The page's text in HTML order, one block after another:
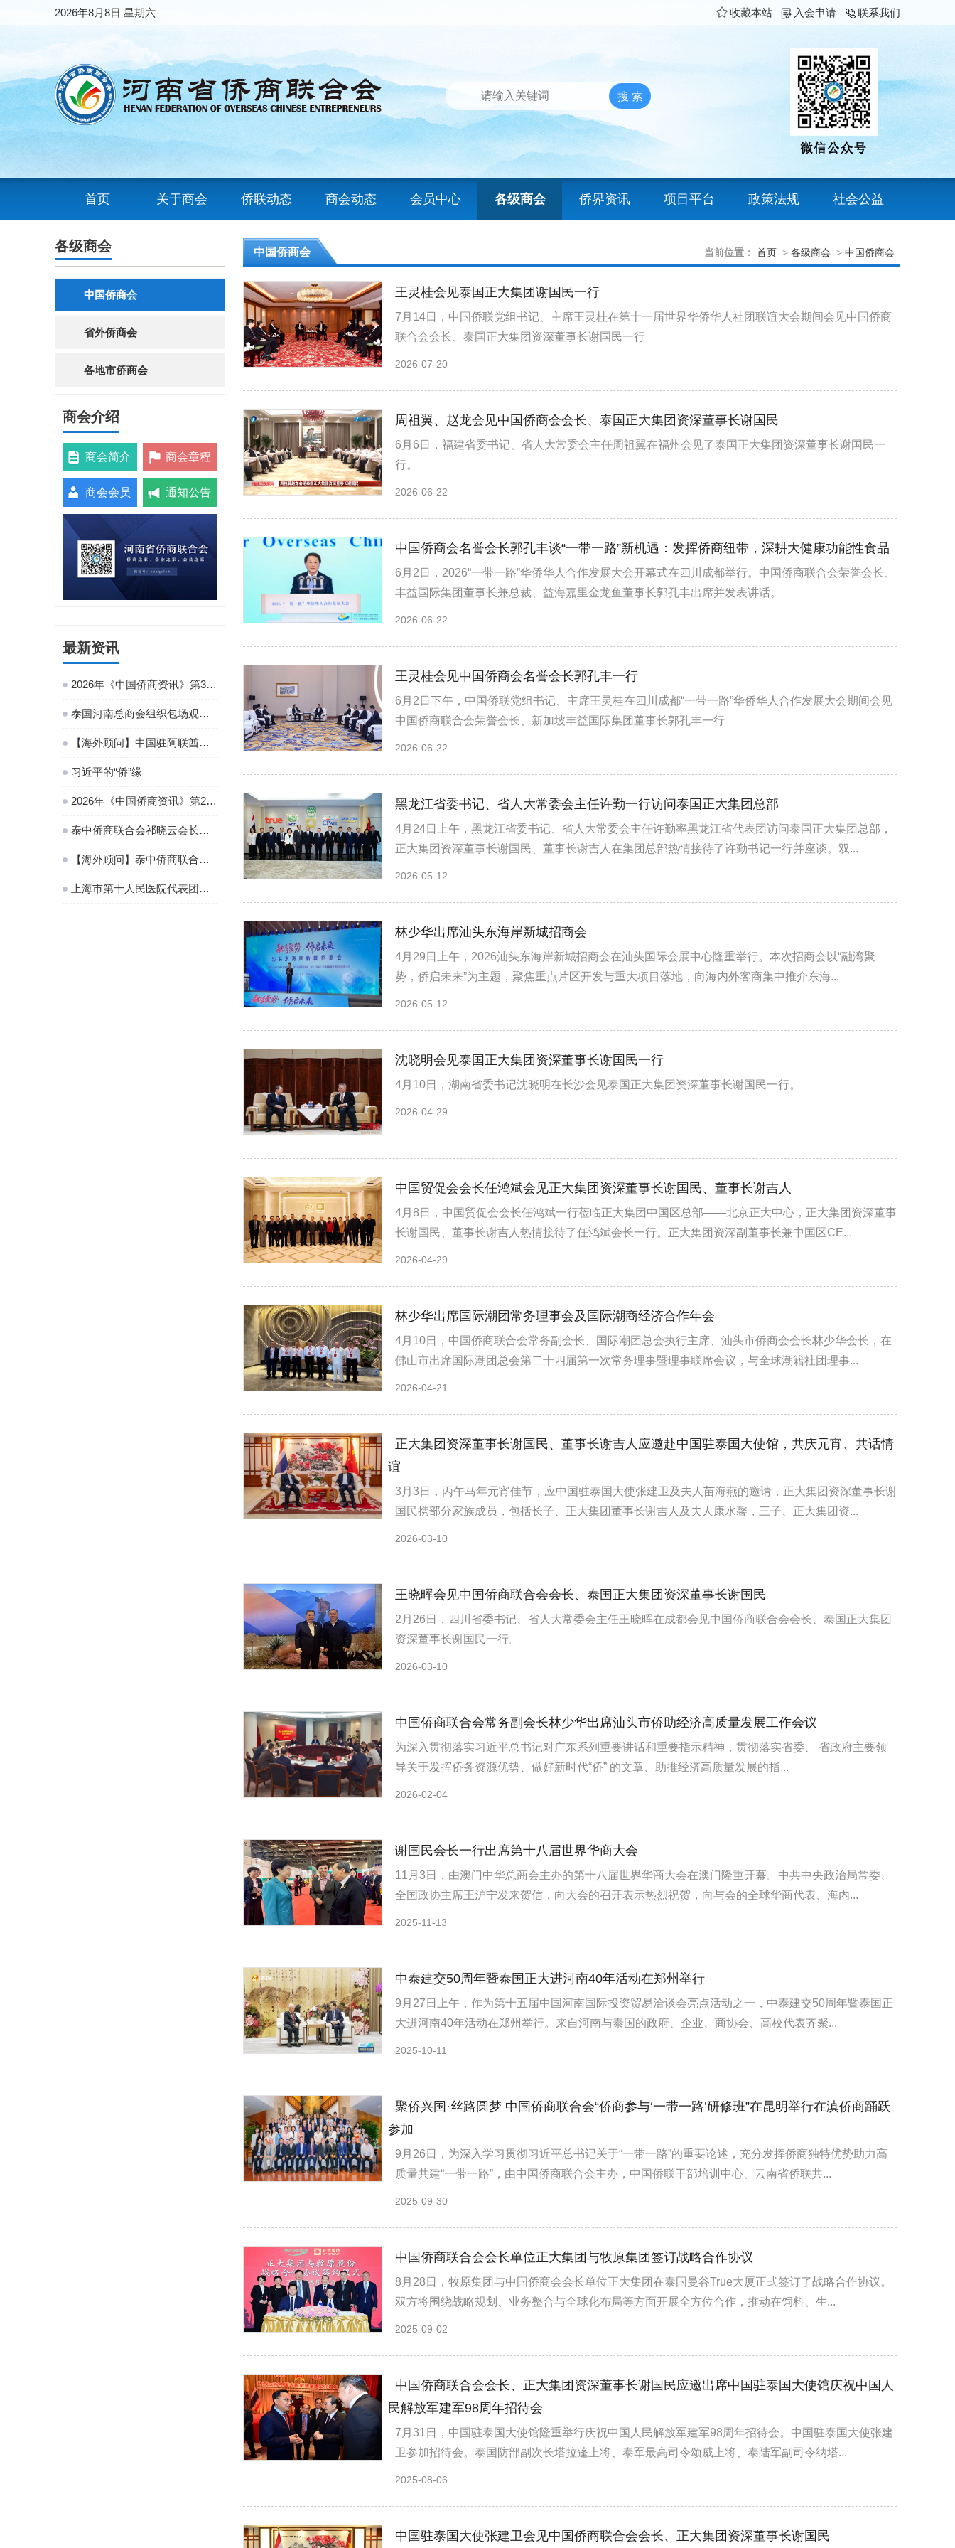
2026年8月8日 星期六 收藏本站 入会申请 联系我们
首页 关于商会 侨联动态 商会动态 会员中心 各级商会 侨界资讯 项目平台 政策法规 社会公益
各级商会
中国侨商会
省外侨商会
各地市侨商会
商会介绍
商会简介 商会章程
商会会员 通知公告
最新资讯
2026年《中国侨商资讯》第30期
泰国河南总商会组织包场观影《给阿嬷的情书》：联结豫泰桑梓情
【海外顾问】中国驻阿联酋使馆隆重举办招待会热烈庆祝中国人民解放军建军99周年 金国中会长应邀出席
习近平的“侨”缘
2026年《中国侨商资讯》第29期
泰中侨商联合会祁晓云会长一行拜访泰国中华总商会
【海外顾问】泰中侨商联合会主席邝锦荣出席“丝路云帆・侨助千企万品出海”专场活动
上海市第十人民医院代表团到访泰中侨商联合会，共商中泰医疗合作新篇章
当前位置： 首页 > 各级商会 > 中国侨商会
中国侨商会
王灵桂会见泰国正大集团谢国民一行
7月14日，中国侨联党组书记、主席王灵桂在第十一届世界华侨华人社团联谊大会期间会见中国侨商
联合会会长、泰国正大集团资深董事长谢国民一行
2026-07-20
周祖翼、赵龙会见中国侨商会会长、泰国正大集团资深董事长谢国民
6月6日，福建省委书记、省人大常委会主任周祖翼在福州会见了泰国正大集团资深董事长谢国民一
行。
2026-06-22
中国侨商会名誉会长郭孔丰谈“一带一路”新机遇：发挥侨商纽带，深耕大健康功能性食品
6月2日，2026“一带一路”华侨华人合作发展大会开幕式在四川成都举行。中国侨商联合会荣誉会长、
丰益国际集团董事长兼总裁、益海嘉里金龙鱼董事长郭孔丰出席并发表讲话。
2026-06-22
王灵桂会见中国侨商会名誉会长郭孔丰一行
6月2日下午，中国侨联党组书记、主席王灵桂在四川成都“一带一路”华侨华人合作发展大会期间会见
中国侨商联合会荣誉会长、新加坡丰益国际集团董事长郭孔丰一行
2026-06-22
黑龙江省委书记、省人大常委会主任许勤一行访问泰国正大集团总部
4月24日上午，黑龙江省委书记、省人大常委会主任许勤率黑龙江省代表团访问泰国正大集团总部，
正大集团资深董事长谢国民、董事长谢吉人在集团总部热情接待了许勤书记一行并座谈。双...
2026-05-12
林少华出席汕头东海岸新城招商会
4月29日上午，2026汕头东海岸新城招商会在汕头国际会展中心隆重举行。本次招商会以“融湾聚
势，侨启未来”为主题，聚焦重点片区开发与重大项目落地，向海内外客商集中推介东海...
2026-05-12
沈晓明会见泰国正大集团资深董事长谢国民一行
4月10日，湖南省委书记沈晓明在长沙会见泰国正大集团资深董事长谢国民一行。
2026-04-29
中国贸促会会长任鸿斌会见正大集团资深董事长谢国民、董事长谢吉人
4月8日，中国贸促会会长任鸿斌一行莅临正大集团中国区总部——北京正大中心，正大集团资深董事
长谢国民、董事长谢吉人热情接待了任鸿斌会长一行。正大集团资深副董事长兼中国区CE...
2026-04-29
林少华出席国际潮团常务理事会及国际潮商经济合作年会
4月10日，中国侨商联合会常务副会长、国际潮团总会执行主席、汕头市侨商会会长林少华会长，在
佛山市出席国际潮团总会第二十四届第一次常务理事暨理事联席会议，与全球潮籍社团理事...
2026-04-21
正大集团资深董事长谢国民、董事长谢吉人应邀赴中国驻泰国大使馆，共庆元宵、共话情
谊
3月3日，丙午马年元宵佳节，应中国驻泰国大使张建卫及夫人苗海燕的邀请，正大集团资深董事长谢
国民携部分家族成员，包括长子、正大集团董事长谢吉人及夫人康水馨，三子、正大集团资...
2026-03-10
王晓晖会见中国侨商联合会会长、泰国正大集团资深董事长谢国民
2月26日，四川省委书记、省人大常委会主任王晓晖在成都会见中国侨商联合会会长、泰国正大集团
资深董事长谢国民一行。
2026-03-10
中国侨商联合会常务副会长林少华出席汕头市侨助经济高质量发展工作会议
为深入贯彻落实习近平总书记对广东系列重要讲话和重要指示精神，贯彻落实省委、 省政府主要领
导关于发挥侨务资源优势、做好新时代“侨” 的文章、助推经济高质量发展的指...
2026-02-04
谢国民会长一行出席第十八届世界华商大会
11月3日，由澳门中华总商会主办的第十八届世界华商大会在澳门隆重开幕。中共中央政治局常委、
全国政协主席王沪宁发来贺信，向大会的召开表示热烈祝贺，向与会的全球华商代表、海内...
2025-11-13
中泰建交50周年暨泰国正大进河南40年活动在郑州举行
9月27日上午，作为第十五届中国河南国际投资贸易洽谈会亮点活动之一，中泰建交50周年暨泰国正
大进河南40年活动在郑州举行。来自河南与泰国的政府、企业、商协会、高校代表齐聚...
2025-10-11
聚侨兴国·丝路圆梦 中国侨商联合会“侨商参与‘一带一路’研修班”在昆明举行在滇侨商踊跃
参加
9月26日，为深入学习贯彻习近平总书记关于“一带一路”的重要论述，充分发挥侨商独特优势助力高
质量共建“一带一路”，由中国侨商联合会主办，中国侨联干部培训中心、云南省侨联共...
2025-09-30
中国侨商联合会会长单位正大集团与牧原集团签订战略合作协议
8月28日，牧原集团与中国侨商会会长单位正大集团在泰国曼谷True大厦正式签订了战略合作协议。
双方将围绕战略规划、业务整合与全球化布局等方面开展全方位合作，推动在饲料、生...
2025-09-02
中国侨商联合会会长、正大集团资深董事长谢国民应邀出席中国驻泰国大使馆庆祝中国人
民解放军建军98周年招待会
7月31日，中国驻泰国大使馆隆重举行庆祝中国人民解放军建军98周年招待会。中国驻泰国大使张建
卫参加招待会。泰国防部副次长塔拉蓬上将、泰军最高司令颂威上将、泰陆军副司令纳塔...
2025-08-06
中国驻泰国大使张建卫会见中国侨商联合会会长、正大集团资深董事长谢国民